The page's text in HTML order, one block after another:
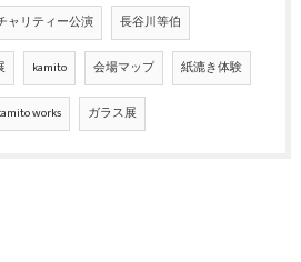
ャリティー公演 長谷川等伯
kamito 会場マップ 紙漉き体験
works ガラス展